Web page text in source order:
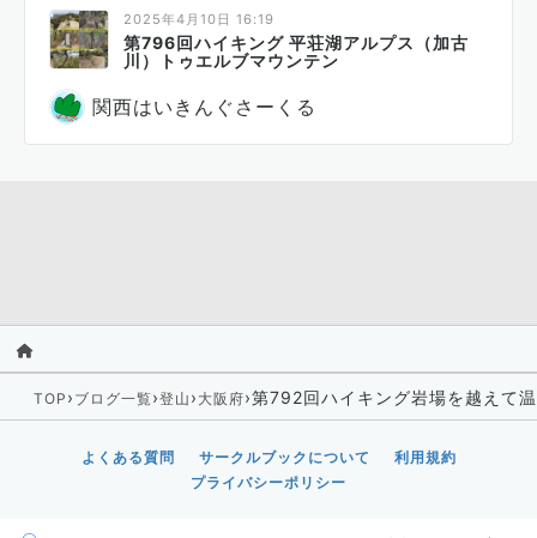
2025年4月10日 16:19
第796回ハイキング 平荘湖アルプス（加古
川）トゥエルブマウンテン
関西はいきんぐさーくる
TOP › ブログ一覧›登山 › 大阪府›第792回ハイキング岩場を越えて
よくある質問 サークルブックについて
利用規約
プライバシーポリシー